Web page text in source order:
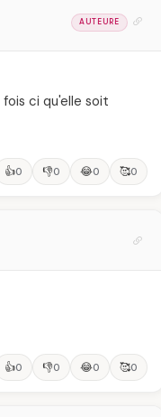
AUTEURE
ci qu'elle soit
👍0 👎0 😂0 🥰0
👍0 👎0 😂0 🥰0